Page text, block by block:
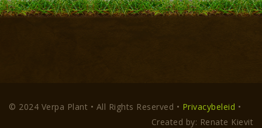
© 2024 Verpa Plant • All Rights Reserved • Privacybeleid •
Created by: Renate Kievit